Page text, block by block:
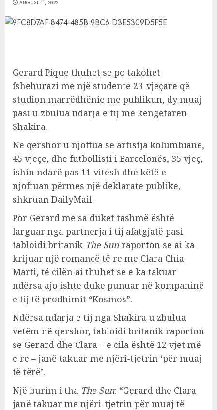
AUGUST 11, 2022
Gerard Pique thuhet se po takohet
fshehurazi me një studente 23-vjeçare që
studion marrëdhënie me publikun, dy muaj
pasi u zbulua ndarja e tij me këngëtaren
Shakira.
Në qershor u njoftua se artistja kolumbiane,
45 vjeçe, dhe futbollisti i Barcelonës, 35 vjeç,
ishin ndarë pas 11 vitesh dhe këtë e
njoftuan përmes një deklarate publike,
shkruan DailyMail.
Por Gerard me sa duket tashmë është
larguar nga partnerja i tij afatgjatë pasi
tabloidi britanik The Sun raporton se ai ka
krijuar një romancë të re me Clara Chia
Marti, të cilën ai thuhet se e ka takuar
ndërsa ajo ishte duke punuar në kompaninë
e tij të prodhimit “Kosmos”.
Ndërsa ndarja e tij nga Shakira u zbulua
vetëm në qershor, tabloidi britanik raporton
se Gerard dhe Clara – e cila është 12 vjet më
e re – janë takuar me njëri-tjetrin ‘për muaj
të tërë’.
Një burim i tha The Sun: “Gerard dhe Clara
janë takuar me njëri-tjetrin për muaj të